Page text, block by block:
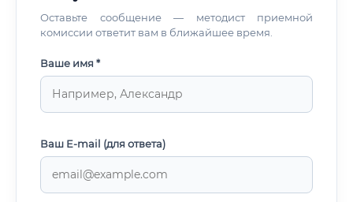
Оставьте сообщение — методист приемной
комиссии ответит вам в ближайшее время.
Ваше имя *
Ваш E-mail (для ответа)